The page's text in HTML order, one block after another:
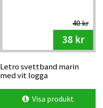
40 kr
38 kr
Letro svettband marin
med vit logga
Visa produkt